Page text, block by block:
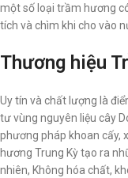
một số loại trầm hương
tích và chìm khi cho vào
Thương hiệu
Uy tín và chất lượng là
tư vùng nguyên liệu cây
phương pháp khoan cấy,
hương Trung Kỳ tạo ra
nhiên, Không hóa chất,